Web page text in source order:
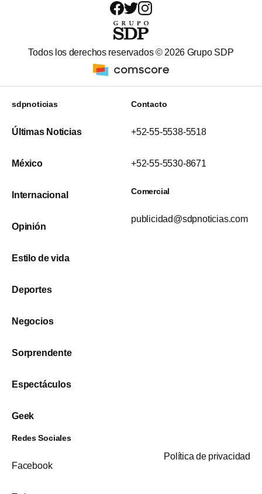
Todos los derechos reservados © 2026 Grupo SDP
sdpnoticias
Últimas Noticias
México
Internacional
Opinión
Estilo de vida
Deportes
Negocios
Sorprendente
Espectáculos
Geek
Contacto
+52-55-5538-5518
+52-55-5530-8671
Comercial
publicidad@sdpnoticias.com
Redes Sociales
Facebook
Política de privacidad